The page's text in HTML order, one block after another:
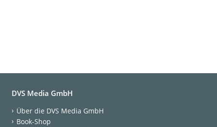
DVS Media GmbH
Über die DVS Media GmbH
Book-Shop